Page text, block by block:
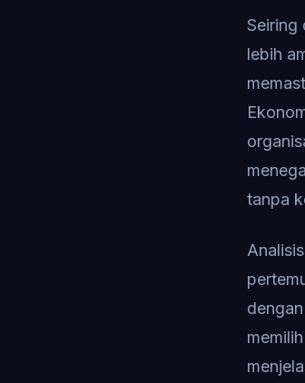
Seiring
lebih
tanpa